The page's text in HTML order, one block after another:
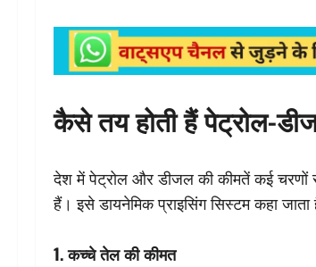
कैसे तय होती हैं पेट्रोल-
देश में पेट्रोल और डीजल की कीमतें कई चरणों
हैं। इसे डायनेमिक प्राइसिंग सिस्टम कहा जाता
1. कच्चे तेल की कीमत